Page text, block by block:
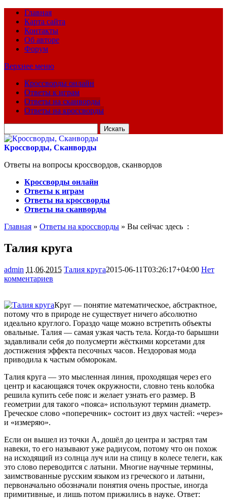
Главная
Карта сайта
Контакты
Об авторе
Форум
Верхнее меню
Кроссворды онлайн
Ответы к играм
Ответы на сканворды
Ответы на кроссворды
для:
Кроссворды, Сканворды
Ответы на вопросы кроссвордов, сканвордов
Кроссворды онлайн
Ответы к играм
Ответы на кроссворды
Ответы на сканворды
Главная » Ответы на кроссворды » Вы сейчас здесь :
Талия круга
admin 11.06.2015 Талия круга2015-06-11T03:26:17+04:00 Нет
комментариев
Круг — понятие математическое, абстрактное,
потому что в природе не существует ничего абсолютно
идеально круглого. Гораздо чаще можно встретить объекты
овальные. Талия — самая узкая часть тела. Когда-то барышни
задавливали себя до полусмерти жёсткими корсетами для
достижения эффекта песочных часов. Нездоровая мода
приводила к частым обморокам.
Талия круга — это мысленная линия, проходящая через его
центр и касающаяся точек окружности, словно тень колобка
решила купить себе пояс и желает узнать его размер. В
геометрии для такого «пояса» используют термин диаметр.
Греческое слово «поперечник» состоит из двух частей: «через»
и «измеряю».
Если он вышел из точки А, дошёл до центра и застрял там
навеки, то его называют уже радиусом, потому что он похож
на исходящий из солнца луч или на спицу в колесе телеги, как
это слово переводится с латыни. Многие научные термины,
заимствованные русским языком из греческого и латыни,
первоначально обозначали понятия очень простые, иногда
примитивные, и лишь потом прижились в науке. Ответ: